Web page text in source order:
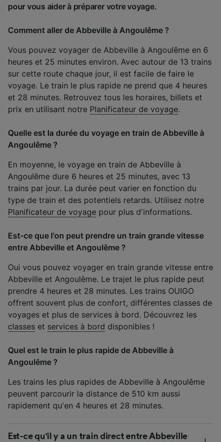
pour vous aider à préparer votre voyage.
Comment aller de Abbeville à Angoulême ?
Vous pouvez voyager de Abbeville à Angoulême en 6
heures et 25 minutes environ. Avec autour de 13 trains
sur cette route chaque jour, il est facile de faire le
voyage. Le train le plus rapide ne prend que 4 heures
et 28 minutes. Retrouvez tous les horaires, billets et
prix en utilisant notre Planificateur de voyage.
Quelle est la durée du voyage en train de Abbeville à
Angoulême ?
En moyenne, le voyage en train de Abbeville à
Angoulême dure 6 heures et 25 minutes, avec 13
trains par jour. La durée peut varier en fonction du
type de train et des potentiels retards. Utilisez notre
Planificateur de voyage pour plus d'informations.
Est-ce que l'on peut prendre un train grande vitesse
entre Abbeville et Angoulême ?
Oui vous pouvez voyager en train grande vitesse entre
Abbeville et Angoulême. Le trajet le plus rapide peut
prendre 4 heures et 28 minutes. Les trains OUIGO
offrent souvent plus de confort, différentes classes de
voyages et plus de services à bord. Découvrez les
classes et services à bord disponibles !
Quel est le train le plus rapide de Abbeville à
Angoulême ?
Les trains les plus rapides de Abbeville à Angoulême
peuvent parcourir la distance de 510 km aussi
rapidement qu'en 4 heures et 28 minutes.
Est-ce qu'il y a un train direct entre Abbeville